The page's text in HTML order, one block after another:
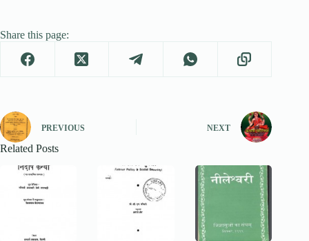
Share this page:
PREVIOUS NEXT
Related Posts